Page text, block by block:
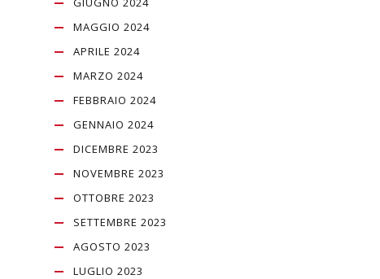
MAGGIO 2024
APRILE 2024
MARZO 2024
FEBBRAIO 2024
GENNAIO 2024
DICEMBRE 2023
NOVEMBRE 2023
OTTOBRE 2023
SETTEMBRE 2023
AGOSTO 2023
LUGLIO 2023